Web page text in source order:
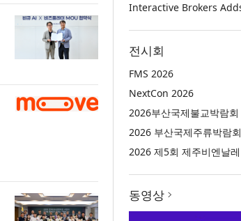
전시회
FMS 2026
NextCon 2026
2026부산국제불교박람회
2026 부산국제주류박람회
2026 제5회 제주비엔날레
동영상